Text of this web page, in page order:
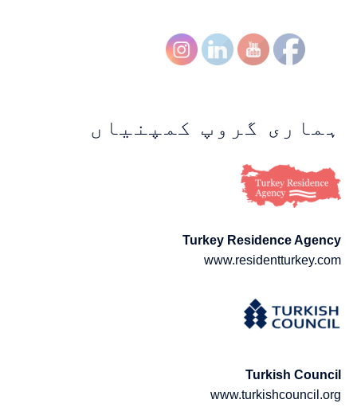
ہماری گروپ کمپنیاں
Turkey Residence Agency
www.residentturkey.com
Turkish Council
www.turkishcouncil.org